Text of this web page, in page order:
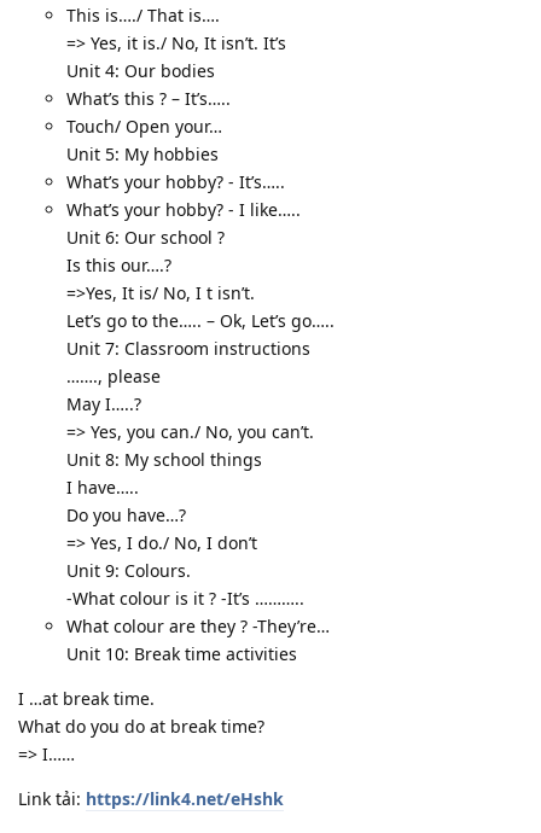
This is…./ That is….
=> Yes, it is./ No, It isn’t. It’s
Unit 4: Our bodies
What’s this ? – It’s…..
Touch/ Open your…
Unit 5: My hobbies
What’s your hobby? - It’s…..
What’s your hobby? - I like…..
Unit 6: Our school ?
Is this our….?
=>Yes, It is/ No, I t isn’t.
Let’s go to the….. – Ok, Let’s go…..
Unit 7: Classroom instructions
……., please
May I…..?
=> Yes, you can./ No, you can’t.
Unit 8: My school things
I have…..
Do you have…?
=> Yes, I do./ No, I don’t
Unit 9: Colours.
-What colour is it ? -It’s ………..
What colour are they ? -They’re…
Unit 10: Break time activities
I …at break time.
What do you do at break time?
=> I……
Link tải: https://link4.net/eHshk